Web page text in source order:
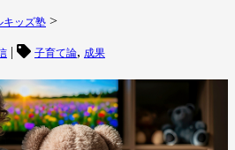
キッズ塾 >
| 子育て論, 成果